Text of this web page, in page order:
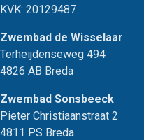
KVK: 20129487
Zwembad de Wisselaar
Terheijdenseweg 494
4826 AB Breda
Zwembad Sonsbeeck
Pieter Christiaanstraat 2
4811 PS Breda